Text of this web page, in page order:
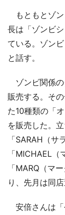
もともとゾン
長は「ゾンビ
ている。ゾン
と話す。
ゾンビ関係の
販売する。そ
た10種類の「
を販売した。
「SARAH（
「MICHAEL
「MARQ（マ
り、先月は同
安倍さんは「